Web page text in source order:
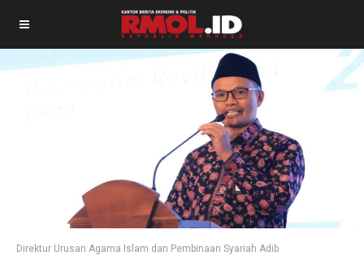
Direktur Urusan Agama Islam dan Pembinaan Syariah Adib